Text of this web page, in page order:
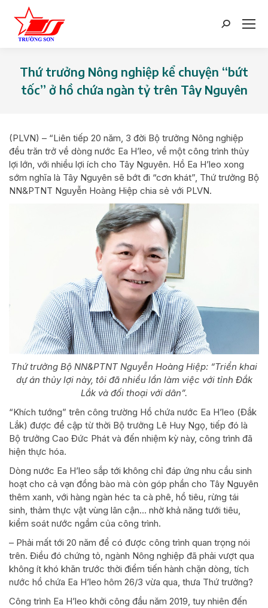
Search:
Thứ trưởng Nông nghiệp kể chuyện “bứt
tốc” ở hồ chứa ngàn tỷ trên Tây Nguyên
(PLVN) – “Liên tiếp 20 năm, 3 đời Bộ trưởng Nông nghiệp
đều trăn trở về dòng nước Ea H’leo, về một công trình thủy
lợi lớn, với nhiều lợi ích cho Tây Nguyên. Hồ Ea H’leo xong
sớm nghĩa là Tây Nguyên sẽ bớt đi “cơn khát”, Thứ trưởng Bộ
NN&PTNT Nguyễn Hoàng Hiệp chia sẻ với PLVN.
Thứ trưởng Bộ NN&PTNT Nguyễn Hoàng Hiệp: “Triển khai
dự án thủy lợi này, tôi đã nhiều lần làm việc với tỉnh Đắk
Lắk và đối thoại với dân”.
“Khích tướng” trên công trường Hồ chứa nước Ea H’leo (Đắk
Lắk) được đề cập từ thời Bộ trưởng Lê Huy Ngọ, tiếp đó là
Bộ trưởng Cao Đức Phát và đến nhiệm kỳ này, công trình đã
hiện thực hóa.
Dòng nước Ea H’leo sắp tới không chỉ đáp ứng nhu cầu sinh
hoạt cho cả vạn đồng bào mà còn góp phần cho Tây Nguyên
thêm xanh, với hàng ngàn héc ta cà phê, hồ tiêu, rừng tái
sinh, thảm thực vật vùng lân cận… nhờ khả năng tưới tiêu,
kiểm soát nước ngầm của công trình.
– Phải mất tới 20 năm để có được công trình quan trọng nói
trên. Điều đó chứng tỏ, ngành Nông nghiệp đã phải vượt qua
không ít khó khăn trước thời điểm tiến hành chặn dòng, tích
nước hồ chứa Ea H’leo hôm 26/3 vừa qua, thưa Thứ trưởng?
Công trình Ea H’leo khởi công đầu năm 2019, tuy nhiên đến